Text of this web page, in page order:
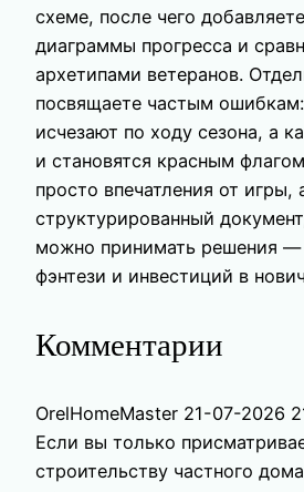
схеме, после чего
диаграммы прогресса и
архетипами ветеранов.
посвящаете частым
исчезают по ходу сезона, а
и становятся красным
просто впечатления от игры,
структурированный
можно принимать решения —
фэнтези и инвестиций в
Комментарии
OrelHomeMaster 21-07-2026
Если вы только
строительству частного